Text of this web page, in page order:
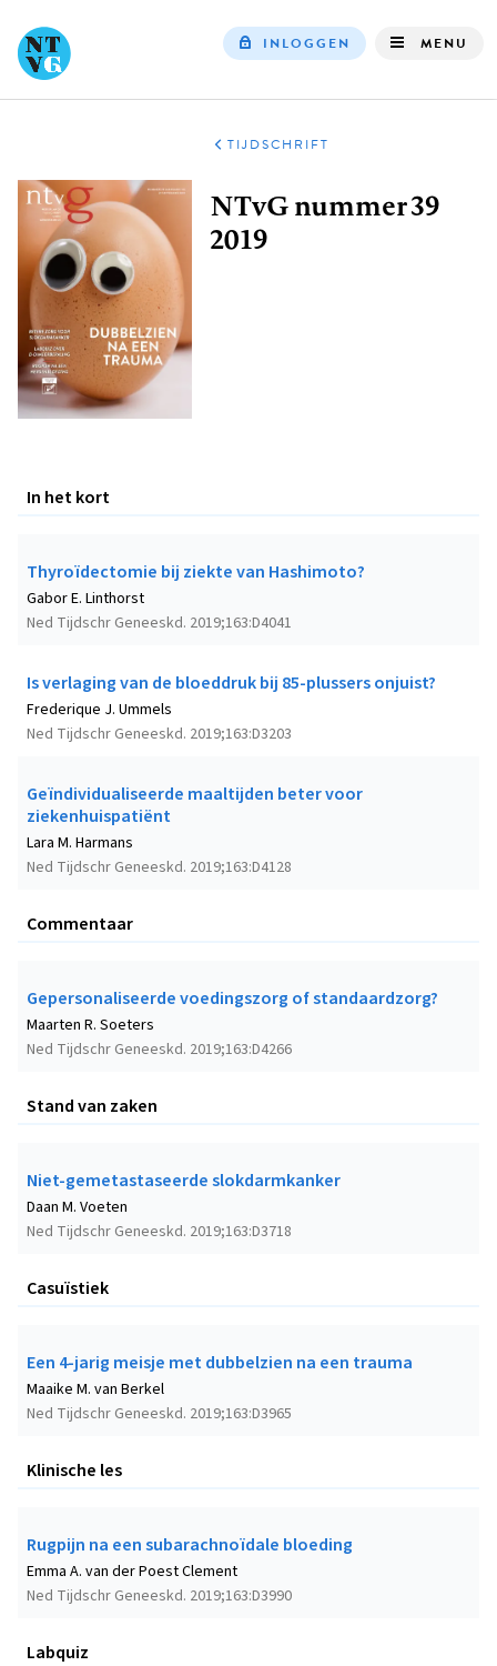
INLOGGEN MENU
TIJDSCHRIFT
NTvG nummer 39
2019
In het kort
Thyroïdectomie bij ziekte van Hashimoto?
Ned Tijdschr Geneeskd. 2019;163:D4041
Gabor E. Linthorst
Is verlaging van de bloeddruk bij 85-plussers onjuist?
Ned Tijdschr Geneeskd. 2019;163:D3203
Frederique J. Ummels
Geïndividualiseerde maaltijden beter voor
ziekenhuispatiënt
Ned Tijdschr Geneeskd. 2019;163:D4128
Lara M. Harmans
Commentaar
Gepersonaliseerde voedingszorg of standaardzorg?
Ned Tijdschr Geneeskd. 2019;163:D4266
Maarten R. Soeters
Stand van zaken
Niet-gemetastaseerde slokdarmkanker
Ned Tijdschr Geneeskd. 2019;163:D3718
Daan M. Voeten
Casuïstiek
Een 4-jarig meisje met dubbelzien na een trauma
Ned Tijdschr Geneeskd. 2019;163:D3965
Maaike M. van Berkel
Klinische les
Rugpijn na een subarachnoïdale bloeding
Ned Tijdschr Geneeskd. 2019;163:D3990
Emma A. van der Poest Clement
Labquiz